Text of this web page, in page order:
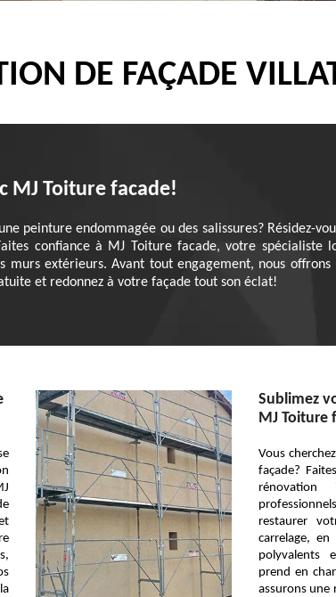
DE FAÇADE
MJ Toiture facade!
peinture endommagée ou des salissures? Résidez-
confiance à MJ Toiture facade, votre spécialiste
extérieurs. Avant tout engagement, nous
et redonnez à votre façade tout son éclat!
Sublimez
MJ Toiture
Vous
façade?
rénovation
restaurer
carrelage,
polyvalents
prend en
assurons une